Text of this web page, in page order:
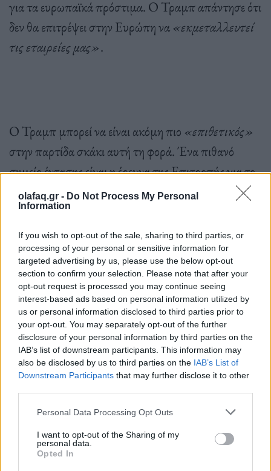
olafaq.gr - Do Not Process My Personal
Information
If you wish to opt-out of the sale, sharing to third parties, or
processing of your personal or sensitive information for
targeted advertising by us, please use the below opt-out
section to confirm your selection. Please note that after your
opt-out request is processed you may continue seeing
interest-based ads based on personal information utilized by
us or personal information disclosed to third parties prior to
your opt-out. You may separately opt-out of the further
disclosure of your personal information by third parties on the
IAB’s list of downstream participants. This information may
also be disclosed by us to third parties on the IAB’s List of
Downstream Participants that may further disclose it to other
Personal Data Processing Opt Outs
I want to opt-out of the Sharing of my
personal data.
Opted In
για τα ευρωπαϊκά πρόστιμα. Ο Τραμπ απάντησε ότι
δεν θα επιτρέψει στην Ευρώπη να«εκμεταλλευτεί
τις εταιρείες μας».
Ο Τραμπ μπορεί να είναι ακόμη πιο «επιθετικός»
στην παρτίδα σκάκι αυτή τη φορά. Ένα πιθανό
σημείο έντασης είναι η έρευνα της Επιτροπής για το
Χ, την πλατφόρμα κοινωνικής δικτύωσης που
ανήκει στονΈλον Μασκ
άμεσος συνεργάτης του εκλεγμένου προέδρου. Το Χ
φέρεται να μην συμμορφώθηκε με διάφορους
κανόνες του DSA. Η απόφαση που πιθανότατα θα
ληφθεί το νέο έτος μπορεί να οδηγήσει σε πρόστιμο
έως και 6% των παγκόσμιων εσόδων της εταιρείας.
Υπάρχουν λόγοι για τους τεχνολογικούς κολοσσούς
της Σίλικον Βάλεϊ να ελπίζουν σε μια ανακούφιση
από τις Βρυξέλλες με τη ανατολή του 2025. Κανείς
Στις μεγάλες τεχνολογικές εταιρείες υπάρχει εύλογη